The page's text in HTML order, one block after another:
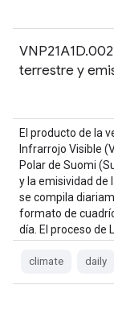
terrestre y
El producto de la
Infrarrojo Visible
Polar de Suomi
y la emisividad de
se compila
formato de
día. El proceso de
climate daily